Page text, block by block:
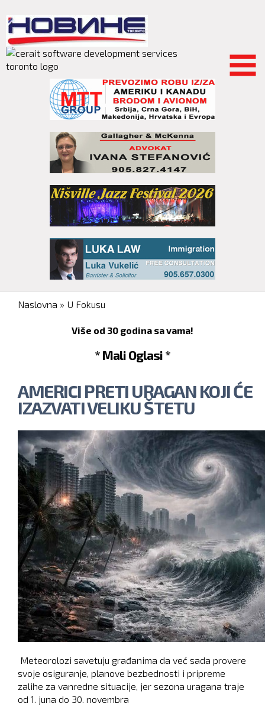
main
content
You are here
Naslovna » U Fokusu
Više od 30 godina sa vama!
* Mali Oglasi *
AMERICI PRETI URAGAN KOJI ĆE
IZAZVATI VELIKU ŠTETU
Meteorolozi savetuju građanima da već sada provere
svoje osiguranje, planove bezbednosti i pripreme
zalihe za vanredne situacije, jer sezona uragana traje
od 1. juna do 30. novembra